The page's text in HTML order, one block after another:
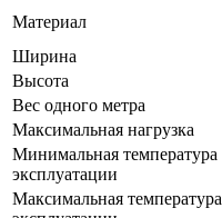
Материал
Ширина
Высота
Вес одного метра
Максимальная нагрузка
Минимальная температура
эксплуатации
Максимальная температура